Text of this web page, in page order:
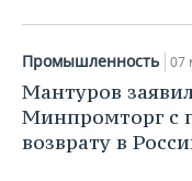
Промышленность 07
Мантуров
Минпромторг с
возврату в